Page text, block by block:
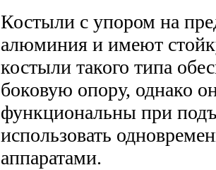
Костыли с упором на
алюминия и имеют
костыли такого типа
боковую опору, однако
функциональны при
использовать
аппаратами.